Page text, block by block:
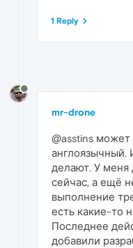
1 Reply
mr-drone
@asstins может
англоязычный.
делают. У меня
сейчас, а ещё
выполнение
есть какие-то
Последнее
добавили